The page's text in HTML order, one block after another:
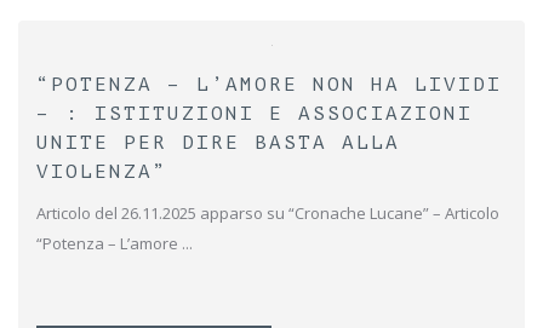
“POTENZA – L’AMORE NON HA LIVIDI
– : ISTITUZIONI E ASSOCIAZIONI
UNITE PER DIRE BASTA ALLA
VIOLENZA”
Articolo del 26.11.2025 apparso su “Cronache Lucane” – Articolo
“Potenza – L’amore ...